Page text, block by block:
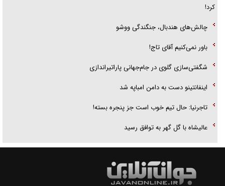
کرد!
چالش‌های هندبال، جنگندگی ووشو
باور نمی‌کنیم آقای تاج!
شگفتی‌سازی گلوی در جام‌جهانی پاراتیراندازی
اینفانتینو دست به دامن امباپه شد
تاجرنیا: حال تیم خوب است جز پنجره بسته!
عالیشاه با گل گهر به توافق رسید